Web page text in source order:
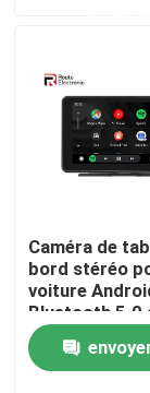
Stéréo de
Autoradio
Boîte de
Caméra de
bord stéréo
voiture
Bluetooth 5.0
écran